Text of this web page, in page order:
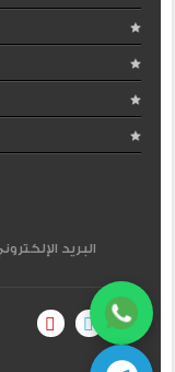
البريد